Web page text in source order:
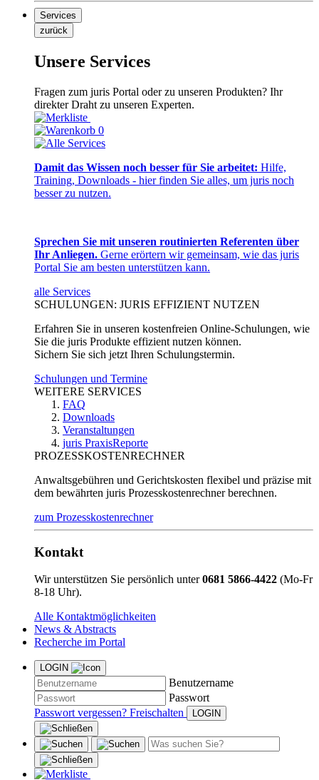
Services
zurück
Unsere Services
Fragen zum juris Portal oder zu unseren Produkten? Ihr
direkter Draht zu unseren Experten.
0
Damit das Wissen noch besser für Sie arbeitet: Hilfe,
Training, Downloads - hier finden Sie alles, um juris noch
besser zu nutzen.
Sprechen Sie mit unseren routinierten Referenten über
Ihr Anliegen. Gerne erörtern wir gemeinsam, wie das juris
Portal Sie am besten unterstützen kann.
alle Services
SCHULUNGEN: JURIS EFFIZIENT NUTZEN
Erfahren Sie in unseren kostenfreien Online-Schulungen, wie
Sie die juris Produkte effizient nutzen können.
Sichern Sie sich jetzt Ihren Schulungstermin.
Schulungen und Termine
WEITERE SERVICES
FAQ
Downloads
Veranstaltungen
juris PraxisReporte
PROZESSKOSTENRECHNER
Anwaltsgebühren und Gerichtskosten flexibel und präzise mit
dem bewährten juris Prozesskostenrechner berechnen.
zum Prozesskostenrechner
Kontakt
Wir unterstützen Sie persönlich unter0681 5866-4422 (Mo-Fr
8-18 Uhr).
Alle Kontaktmöglichkeiten
News & Abstracts
Recherche im Portal
LOGIN
Benutzername
Passwort
Passwort vergessen? Freischalten